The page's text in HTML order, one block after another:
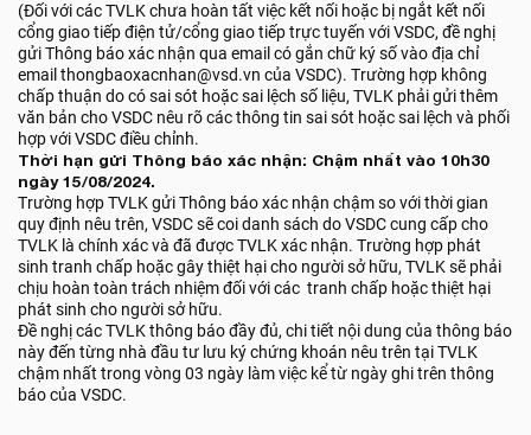
(Đối với các TVLK chưa hoàn tất việc kết nối hoặc bị ngắt kết nối
cổng giao tiếp điện tử/cổng giao tiếp trực tuyến với VSDC, đề nghị
gửi Thông báo xác nhận qua email có gắn chữ ký số vào địa chỉ
email thongbaoxacnhan@vsd.vn của VSDC). Trường hợp không
chấp thuận do có sai sót hoặc sai lệch số liệu, TVLK phải gửi thêm
văn bản cho VSDC nêu rõ các thông tin sai sót hoặc sai lệch và phối
hợp với VSDC điều chỉnh.
Thời hạn gửi Thông báo xác nhận: Chậm nhất vào 10h30
ngày 15/08/2024.
Trường hợp TVLK gửi Thông báo xác nhận chậm so với thời gian
quy định nêu trên, VSDC sẽ coi danh sách do VSDC cung cấp cho
TVLK là chính xác và đã được TVLK xác nhận. Trường hợp phát
sinh tranh chấp hoặc gây thiệt hại cho người sở hữu, TVLK sẽ phải
chịu hoàn toàn trách nhiệm đối với các tranh chấp hoặc thiệt hại
phát sinh cho người sở hữu.
Đề nghị các TVLK thông báo đầy đủ, chi tiết nội dung của thông báo
này đến từng nhà đầu tư lưu ký chứng khoán nêu trên tại TVLK
chậm nhất trong vòng 03 ngày làm việc kể từ ngày ghi trên thông
báo của VSDC.